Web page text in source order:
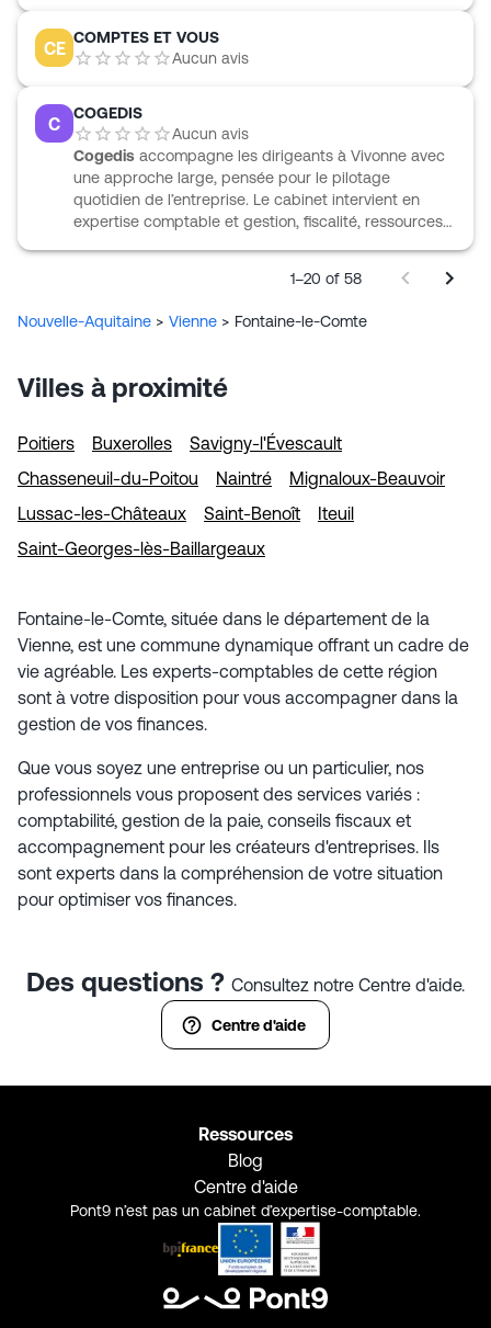
situations et budgets. CBS propose aussi un
accompagnement stratégique à la création, à la
ainsi qu’en gestion patrimoniale. L’organisation repose
sur une structure à taille humaine, un interlocuteur
dédié et une équipe pluridisciplinaire attentive,
réactive et engagée dans la durée.
CE
COMPTES ET VOUS
Aucun avis
C
COGEDIS
Aucun avis
Cogedis accompagne les dirigeants à Vivonne avec
une approche large, pensée pour le pilotage
quotidien de l’entreprise. Le cabinet intervient en
expertise comptable et gestion, fiscalité, ressources
formation et transmission. Cette organisation permet
interlocuteur unique et des outils digitaux adaptés.
commerçants, professions libérales, agriculteurs,
associations et start-ups. L’équipe accompagne aussi
avec sa plateforme Fluxéo.
1–20 of 58
Nouvelle-Aquitaine > Vienne > Fontaine-le-Comte
Villes à proximité
Poitiers Buxerolles
Savigny-l'Évescault
Chasseneuil-du-Poitou
Naintré
Mignaloux-Beauvoir
Lussac-les-Châteaux
Saint-Benoît
Iteuil
Saint-Georges-lès-Baillargeaux
Fontaine-le-Comte, située dans le département de la
Vienne, est une commune dynamique offrant un cadre de
vie agréable. Les experts-comptables de cette région
sont à votre disposition pour vous accompagner dans la
gestion de vos finances.
Que vous soyez une entreprise ou un particulier, nos
professionnels vous proposent des services variés :
comptabilité, gestion de la paie, conseils fiscaux et
accompagnement pour les créateurs d'entreprises. Ils
sont experts dans la compréhension de votre situation
pour optimiser vos finances.
Des questions ? Consultez notre Centre d'aide.
Centre d'aide
Ressources
Blog
Centre d'aide
Pont9 n’est pas un cabinet d’expertise-comptable.